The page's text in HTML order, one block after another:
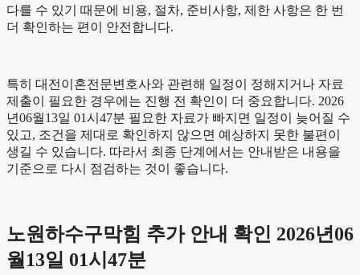
다를 수 있기 때문에 비용, 절차, 준비사항, 제한 사항은 한 번
더 확인하는 편이 안전합니다.
특히 대전이혼전문변호사와 관련해 일정이 정해지거나 자료
제출이 필요한 경우에는 진행 전 확인이 더 중요합니다. 2026
년06월13일 01시47분 필요한 자료가 빠지면 일정이 늦어질 수
있고, 조건을 제대로 확인하지 않으면 예상하지 못한 불편이
생길 수 있습니다. 따라서 최종 단계에서는 안내받은 내용을
기준으로 다시 점검하는 것이 좋습니다.
노원하수구막힘 추가 안내 확인 2026년06
월13일 01시47분